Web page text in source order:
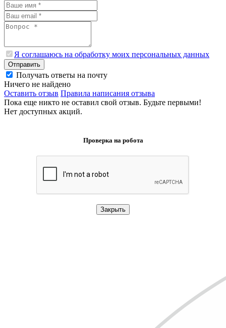
Я соглашаюсь на обработку моих персональных данных
Отправить
Получать ответы на почту
Ничего не найдено
Оставить отзыв Правила написания отзыва
Пока еще никто не оставил свой отзыв. Будьте первыми!
Нет доступных акций.
Проверка на робота
Закрыть